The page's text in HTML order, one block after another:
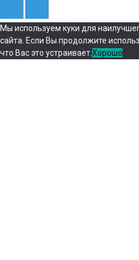
Мы используем куки для
сайта. Если Вы продолжите
что Вас это устраивает.Хорошо